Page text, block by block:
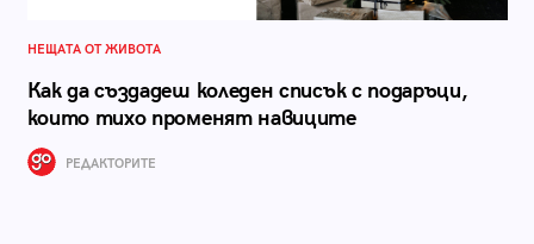
НЕЩАТА ОТ ЖИВОТА
Как да създадеш коледен списък с подаръци,
които тихо променят навиците
РЕДАКТОРИТЕ